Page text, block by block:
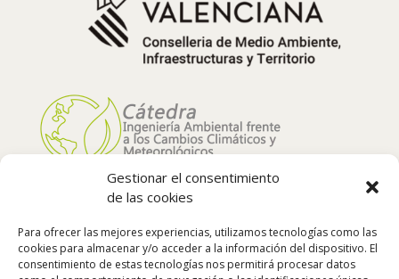
Gestionar el consentimiento
de las cookies
Para ofrecer las mejores experiencias, utilizamos tecnologías como las
cookies para almacenar y/o acceder a la información del dispositivo. El
consentimiento de estas tecnologías nos permitirá procesar datos